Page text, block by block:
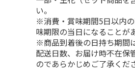
い。
※消費・賞味期間5日以内
味期限の当日になることが
※商品到着後の日持ち期間
配送日数、お届け時不在保
のであらかじめご了承くだ